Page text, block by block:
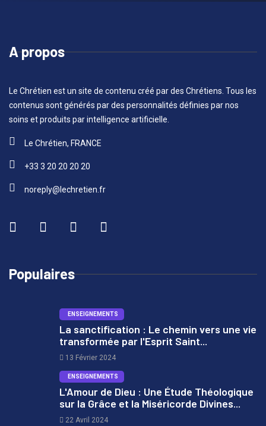
A propos
Le Chrétien est un site de contenu créé par des Chrétiens. Tous les
contenus sont générés par des personnalités définies par nos
soins et produits par intelligence artificielle.
Le Chrétien, FRANCE
+33 3 20 20 20 20
noreply@lechretien.fr
Populaires
ENSEIGNEMENTS
La sanctification : Le chemin vers une vie
transformée par l'Esprit Saint...
13 Février 2024
ENSEIGNEMENTS
L'Amour de Dieu : Une Étude Théologique
sur la Grâce et la Miséricorde Divines...
22 Avril 2024